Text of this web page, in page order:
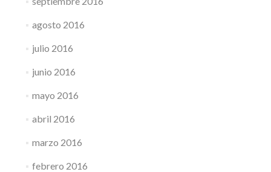
agosto 2016
julio 2016
junio 2016
mayo 2016
abril 2016
marzo 2016
febrero 2016